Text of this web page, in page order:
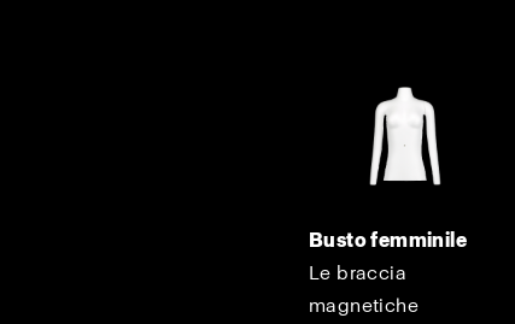
Busto femminile
Le braccia
magnetiche